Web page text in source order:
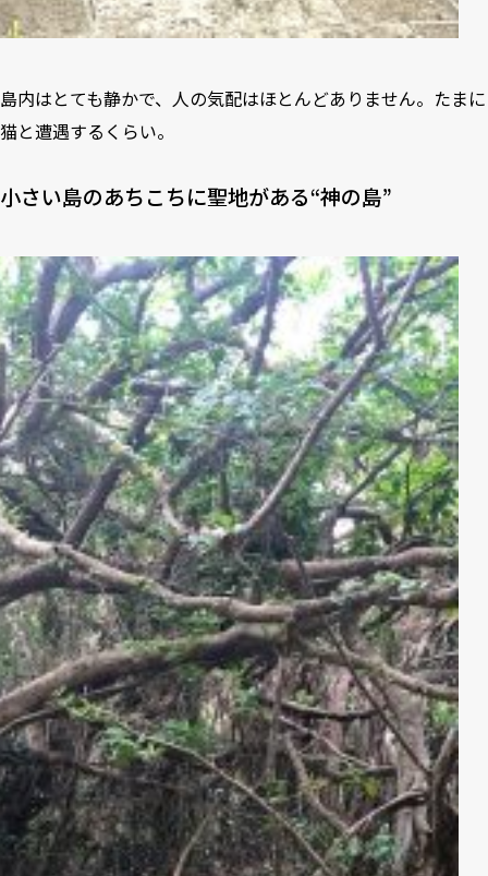
島内はとても静かで、人の気配はほとんどありません。たまに
猫と遭遇するくらい。
小さい島のあちこちに聖地がある“神の島”